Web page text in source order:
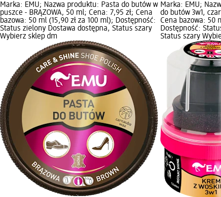
Marka: EMU; Nazwa produktu: Pasta do butów w
puszce - BRĄZOWA, 50 ml; Cena: 7,95 zł; Cena
bazowa: 50 ml (15,90 zł za 100 ml); Dostępność:
Status zielony Dostawa dostępna, Status szary
Wybierz sklep dm
Marka: EMU;
do butów 3w1,
Cena bazowa: 50
Dostępność:
Status szary